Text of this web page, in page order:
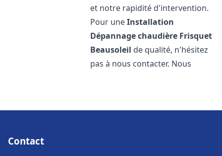
et notre rapidité d'intervention.
Pour uneInstallation
Dépannage chaudière Frisquet
Beausoleil de qualité, n'hésitez
pas à nous contacter. Nous
Contact